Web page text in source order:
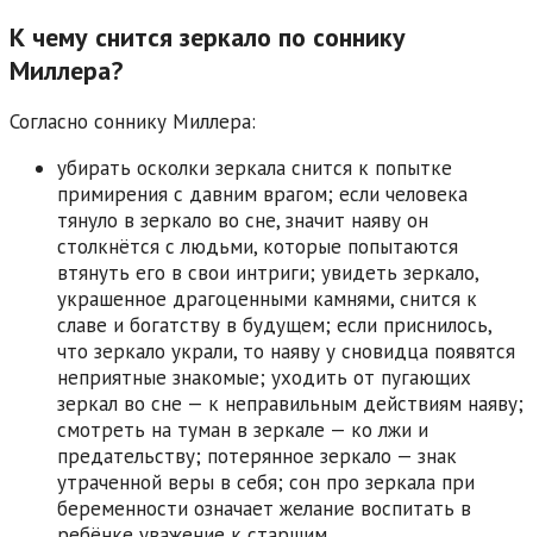
К чему снится зеркало по соннику
Миллера?
Согласно соннику Миллера:
убирать осколки зеркала снится к попытке
примирения с давним врагом; если человека
тянуло в зеркало во сне, значит наяву он
столкнётся с людьми, которые попытаются
втянуть его в свои интриги; увидеть зеркало,
украшенное драгоценными камнями, снится к
славе и богатству в будущем; если приснилось,
что зеркало украли, то наяву у сновидца появятся
неприятные знакомые; уходить от пугающих
зеркал во сне — к неправильным действиям наяву;
смотреть на туман в зеркале — ко лжи и
предательству; потерянное зеркало — знак
утраченной веры в себя; сон про зеркала при
беременности означает желание воспитать в